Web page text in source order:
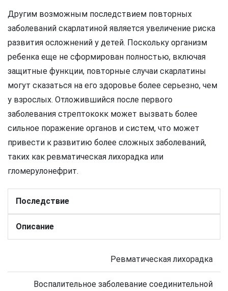
Другим возможным последствием повторных
заболеваний скарлатиной является увеличение риска
развития осложнений у детей. Поскольку организм
ребенка еще не сформирован полностью, включая
защитные функции, повторные случаи скарлатины
могут сказаться на его здоровье более серьезно, чем
у взрослых. Отложившийся после первого
заболевания стрептококк может вызвать более
сильное поражение органов и систем, что может
привести к развитию более сложных заболеваний,
таких как ревматическая лихорадка или
гломерулонефрит.
Последствие
Описание
Ревматическая лихорадка
Воспалительное заболевание соединительной